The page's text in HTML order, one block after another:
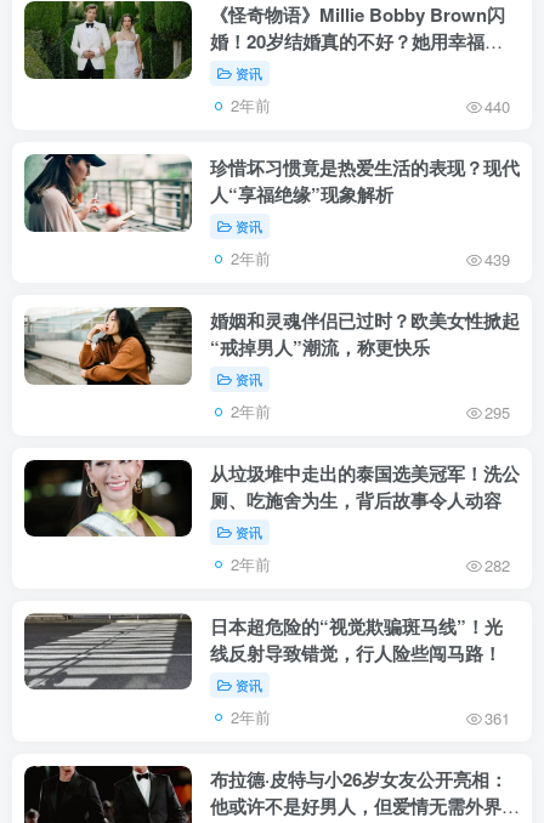
《怪奇物语》Millie Bobby Brown闪
婚！20岁结婚真的不好？她用幸福回
应质疑
资讯
2年前 440
珍惜坏习惯竟是热爱生活的表现？现代
人“享福绝缘”现象解析
资讯
2年前 439
婚姻和灵魂伴侣已过时？欧美女性掀起
“戒掉男人”潮流，称更快乐
资讯
2年前 295
从垃圾堆中走出的泰国选美冠军！洗公
厕、吃施舍为生，背后故事令人动容
资讯
2年前 282
日本超危险的“视觉欺骗斑马线”！光
线反射导致错觉，行人险些闯马路！
资讯
2年前 361
布拉德·皮特与小26岁女友公开亮相：
他或许不是好男人，但爱情无需外界认